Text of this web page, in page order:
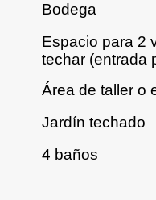
Bodega
Espacio para 2
techar (entrada
Área de taller o
Jardín techado
4 baños